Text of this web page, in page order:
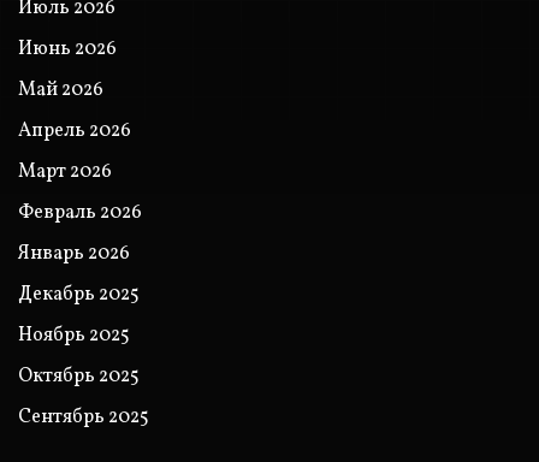
Июль 2026
Июнь 2026
Май 2026
Апрель 2026
Март 2026
Февраль 2026
Январь 2026
Декабрь 2025
Ноябрь 2025
Октябрь 2025
Сентябрь 2025